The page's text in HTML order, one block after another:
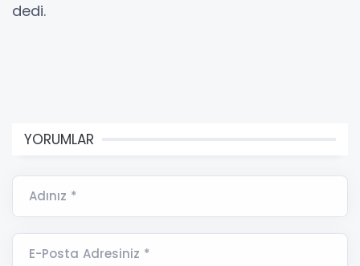
dedi.
YORUMLAR
Adınız *
E-Posta Adresiniz *